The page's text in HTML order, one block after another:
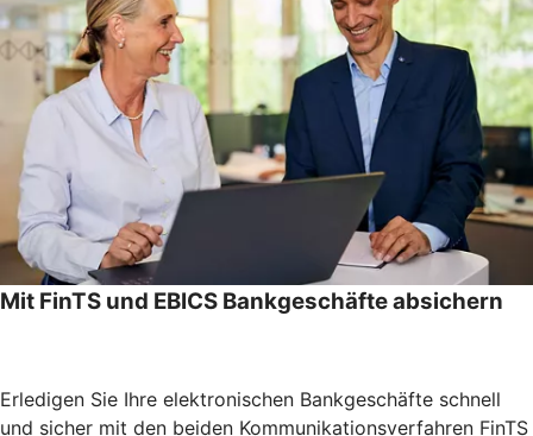
Mit FinTS und EBICS Bankgeschäfte absichern
Erledigen Sie Ihre elektronischen Bankgeschäfte schnell
und sicher mit den beiden Kommunikationsverfahren FinTS